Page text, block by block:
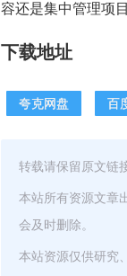
容还是集中管理项
下载地址
夸克网盘 百
转载请保留原文链
本站所有资源文章
会及时删除。
本站资源仅供研究